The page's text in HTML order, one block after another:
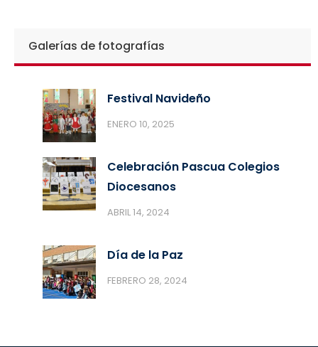
Galerías de fotografías
Festival Navideño
ENERO 10, 2025
Celebración Pascua Colegios
Diocesanos
ABRIL 14, 2024
Día de la Paz
FEBRERO 28, 2024